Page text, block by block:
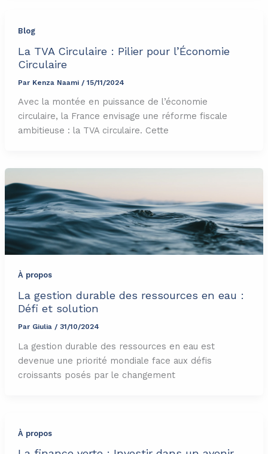
Blog
La TVA Circulaire : Pilier pour l’Économie
Circulaire
Par Kenza Naami / 15/11/2024
Avec la montée en puissance de l’économie
circulaire, la France envisage une réforme fiscale
ambitieuse : la TVA circulaire. Cette
À propos
La gestion durable des ressources en eau :
Défi et solution
Par Giulia / 31/10/2024
La gestion durable des ressources en eau est
devenue une priorité mondiale face aux défis
croissants posés par le changement
À propos